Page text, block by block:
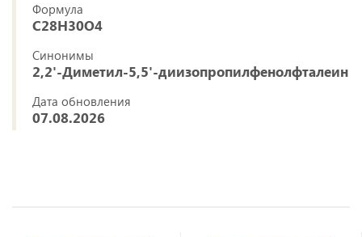
Формула
C28H30O4
Синонимы
2,2'-Диметил-5,5'-диизопропилфенолфталеин
Дата обновления
07.08.2026